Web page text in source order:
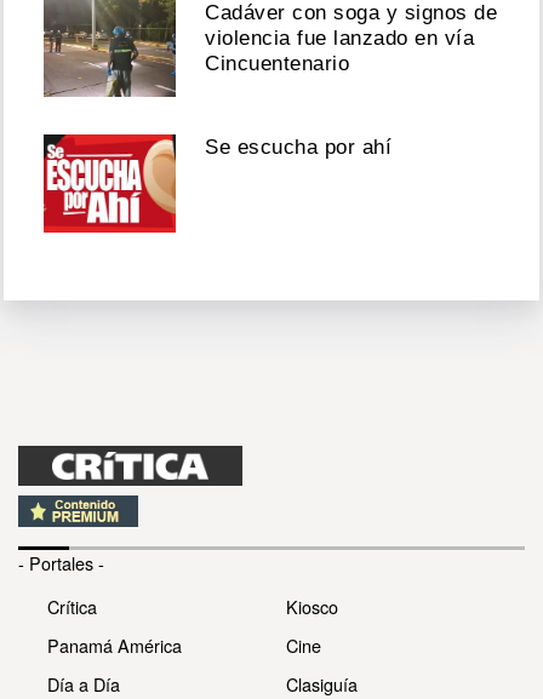
Cadáver con soga y signos de
violencia fue lanzado en vía
Cincuentenario
Se escucha por ahí
- Portales -
Crítica
Panamá América
Día a Día
Kiosco
Cine
Clasiguía